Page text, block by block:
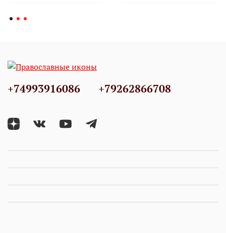
+74993916086 +79262866708